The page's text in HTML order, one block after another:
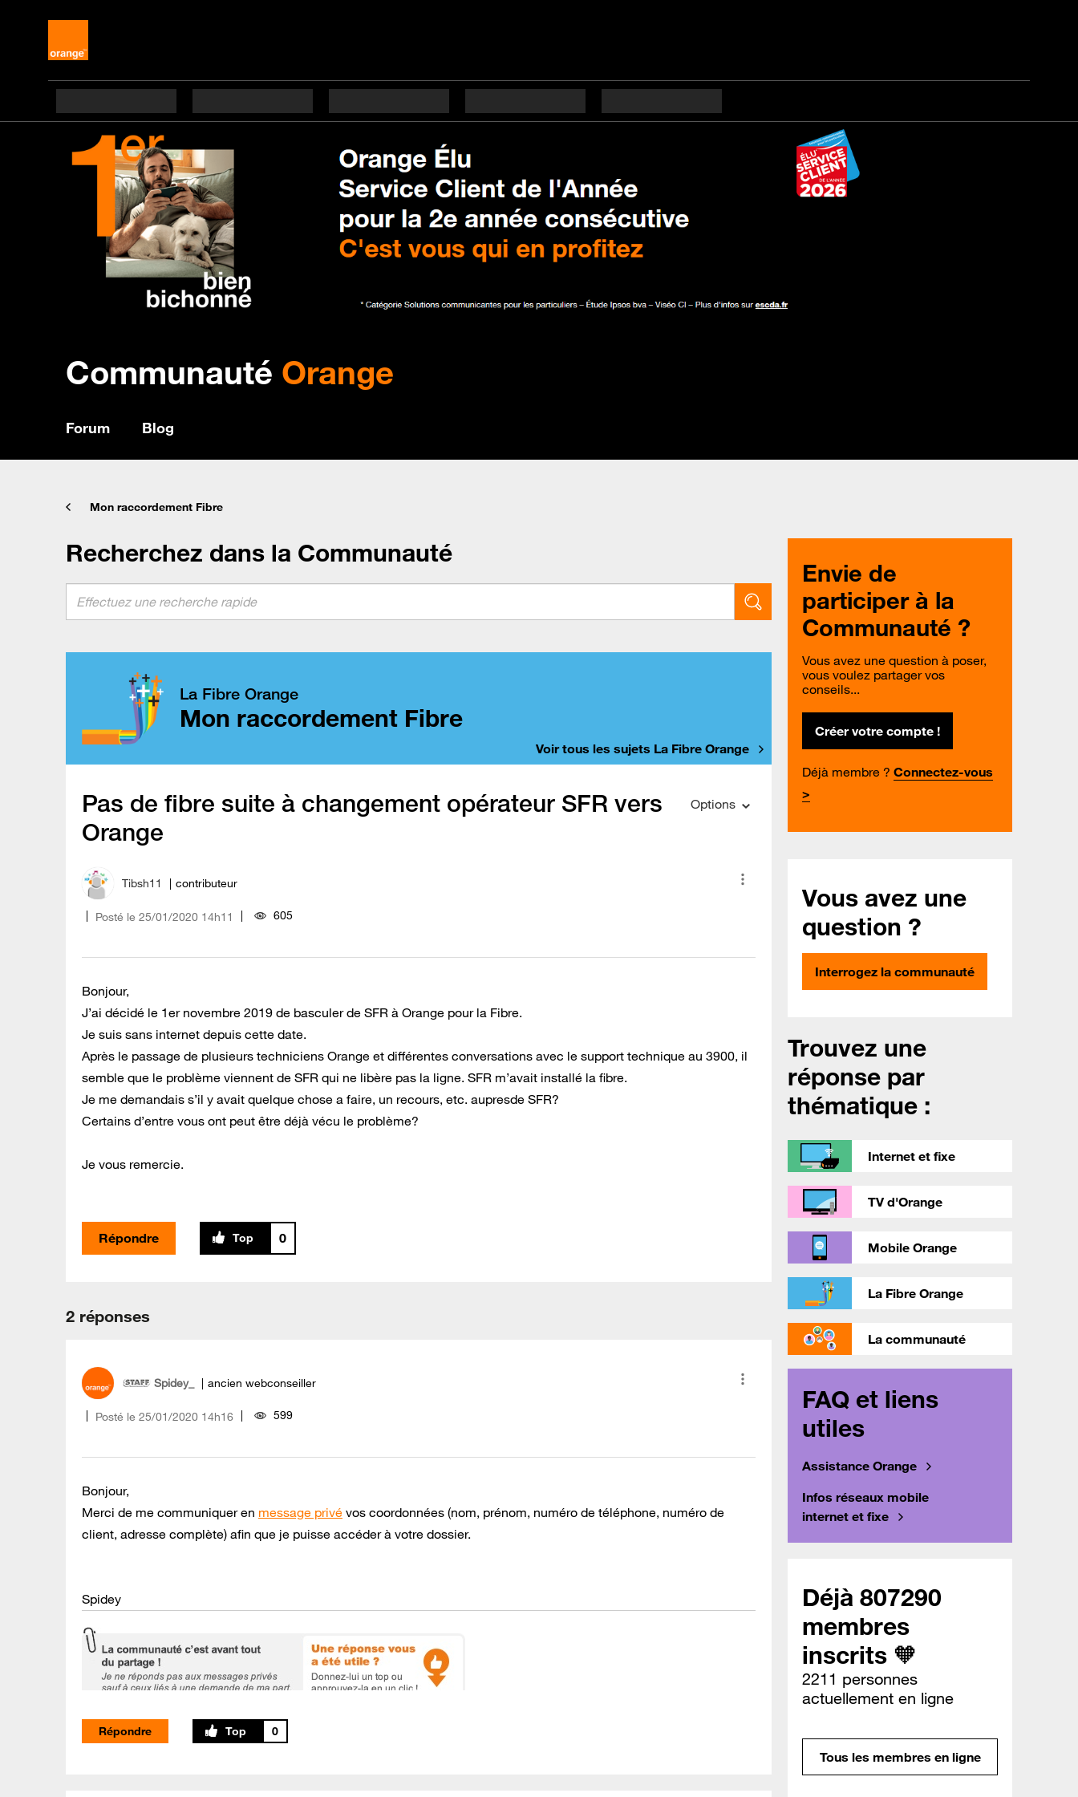
Communauté Orange
Forum Blog
Mon raccordement Fibre
Recherchez dans la Communauté
La Fibre Orange
Mon raccordement Fibre
Voir tous les sujets La Fibre Orange
Pas de fibre suite à changement opérateur SFR vers
Orange
Options
Tibsh11 contributeur
Posté le ‎25/01/2020 14h11 605
Bonjour,
J’ai décidé le 1er novembre 2019 de basculer de SFR à Orange pour la Fibre.
Je suis sans internet depuis cette date.
Après le passage de plusieurs techniciens Orange et différentes conversations avec le support technique au 3900, il
semble que le problème viennent de SFR qui ne libère pas la ligne. SFR m’avait installé la fibre.
Je me demandais s’il y avait quelque chose a faire, un recours, etc. aupresde SFR?
Certains d’entre vous ont peut être déjà vécu le problème?
Je vous remercie.
Répondre 0
2 réponses
Spidey_ ancien webconseiller
Posté le ‎25/01/2020 14h16 599
Bonjour,
Merci de me communiquer en message privé vos coordonnées (nom, prénom, numéro de téléphone, numéro de
client, adresse complète) afin que je puisse accéder à votre dossier.
Spidey
Répondre 0
Envie de
participer à la
Communauté ?
Vous avez une question à poser,
vous voulez partager vos
conseils...
Créer votre compte !
Déjà membre ? Connectez-vous
>
Vous avez une
question ?
Interrogez la communauté
Trouvez une
réponse par
thématique :
Internet et fixe
TV d'Orange
Mobile Orange
La Fibre Orange
La communauté
FAQ et liens
utiles
Assistance Orange
Infos réseaux mobile
internet et fixe
Déjà 807290
membres
inscrits 🧡
2211 personnes
actuellement en ligne
Tous les membres en ligne